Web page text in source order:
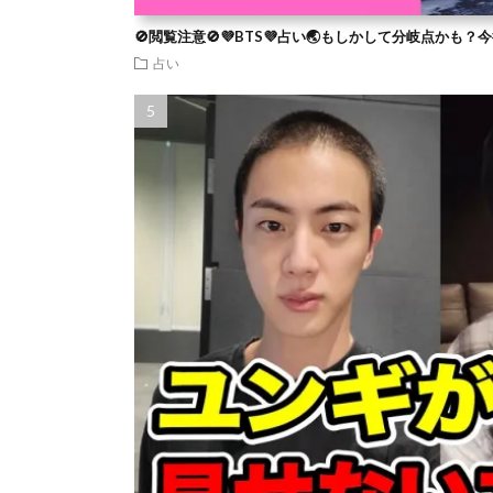
🚫閲覧注意🚫💜BTS💜占い🌏もしかして分岐点かも？
占い